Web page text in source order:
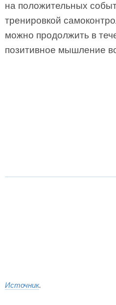
на положительных
тренировкой
можно продолжить в
позитивное мышление
Источник.